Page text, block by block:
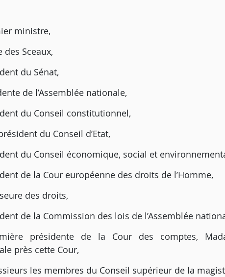
ministre,
Sceaux,
du Sénat,
de l’Assemblée nationale,
du Conseil constitutionnel,
du Conseil d’Etat,
du Conseil économique, social et
de la Cour européenne des droits de l’Homme,
des droits,
de la Commission des lois de l’Assemblée
présidente de la Cour des comptes,
près cette Cour,
les membres du Conseil supérieur de la